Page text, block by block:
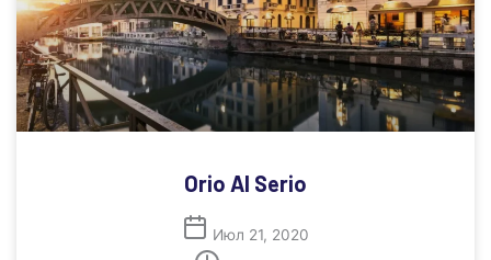
Orio Al Serio
Июл 21, 2020